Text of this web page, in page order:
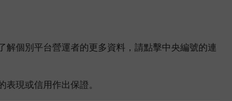
通函
無紙證券市場
個別平台營運者的更多資料，請點擊中央編號的連
現或信用作出保證。